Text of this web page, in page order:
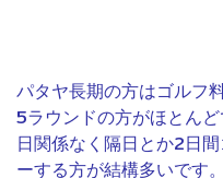
パタヤ長期の方はゴルフ
5ラウンドの方がほとん
日関係なく隔日とか2日
ーする方が結構多いです